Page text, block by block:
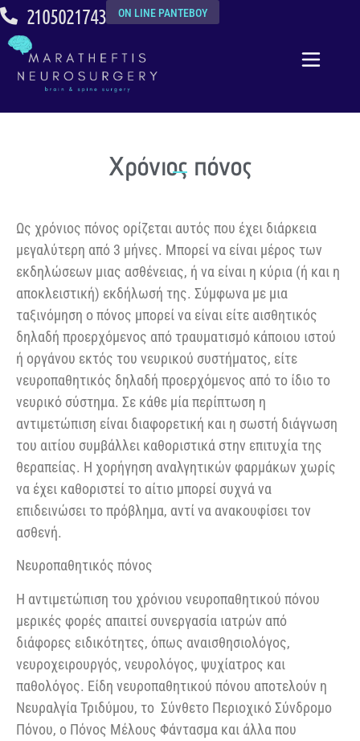
2105021743 ON LINE ΡΑΝΤΕΒΟΥ
Χρόνιος πόνος
Ως χρόνιος πόνος ορίζεται αυτός που έχει διάρκεια
μεγαλύτερη από 3 μήνες. Μπορεί να είναι μέρος των
εκδηλώσεων μιας ασθένειας, ή να είναι η κύρια (ή και η
αποκλειστική) εκδήλωσή της. Σύμφωνα με μια
ταξινόμηση ο πόνος μπορεί να είναι είτε αισθητικός
δηλαδή προερχόμενος από τραυματισμό κάποιου ιστού
ή οργάνου εκτός του νευρικού συστήματος, είτε
νευροπαθητικός δηλαδή προερχόμενος από το ίδιο το
νευρικό σύστημα. Σε κάθε μία περίπτωση η
αντιμετώπιση είναι διαφορετική και η σωστή διάγνωση
του αιτίου συμβάλλει καθοριστικά στην επιτυχία της
θεραπείας. Η χορήγηση αναλγητικών φαρμάκων χωρίς
να έχει καθοριστεί το αίτιο μπορεί συχνά να
επιδεινώσει το πρόβλημα, αντί να ανακουφίσει τον
ασθενή.
Νευροπαθητικός πόνος
Η αντιμετώπιση του χρόνιου νευροπαθητικού πόνου
μερικές φορές απαιτεί συνεργασία ιατρών από
διάφορες ειδικότητες, όπως αναισθησιολόγος,
νευροχειρουργός, νευρολόγος, ψυχίατρος και
παθολόγος. Είδη νευροπαθητικού πόνου αποτελούν η
Νευραλγία Τριδύμου, το Σύνθετο Περιοχικό Σύνδρομο
Πόνου, ο Πόνος Μέλους Φάντασμα και άλλα που